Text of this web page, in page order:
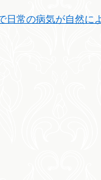
常の病気が自然に